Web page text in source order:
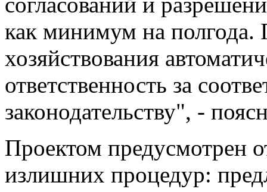
как минимум на полгода.
хозяйствования
ответственность за
законодательству", -
Проектом предусмотрен
излишних процедур: